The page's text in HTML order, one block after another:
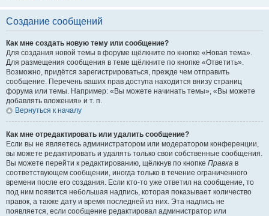
Создание сообщений
Как мне создать новую тему или сообщение?
Для создания новой темы в форуме щёлкните по кнопке «Новая тема».
Для размещения сообщения в теме щёлкните по кнопке «Ответить».
Возможно, придётся зарегистрироваться, прежде чем отправить
сообщение. Перечень ваших прав доступа находится внизу страниц
форума или темы. Например: «Вы можете начинать темы», «Вы можете
добавлять вложения» и т. п.
Вернуться к началу
Как мне отредактировать или удалить сообщение?
Если вы не являетесь администратором или модератором конференции,
вы можете редактировать и удалять только свои собственные сообщения.
Вы можете перейти к редактированию, щёлкнув по кнопке Правка в
соответствующем сообщении, иногда только в течение ограниченного
времени после его создания. Если кто-то уже ответил на сообщение, то
под ним появится небольшая надпись, которая показывает количество
правок, а также дату и время последней из них. Эта надпись не
появляется, если сообщение редактировал администратор или